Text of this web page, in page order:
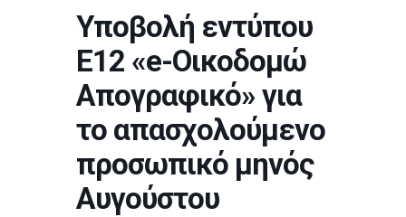
Υποβολή εντύπου
Ε12 «e-Οικοδομώ
Απογραφικό» για
το απασχολούμενο
προσωπικό μηνός
Αυγούστου